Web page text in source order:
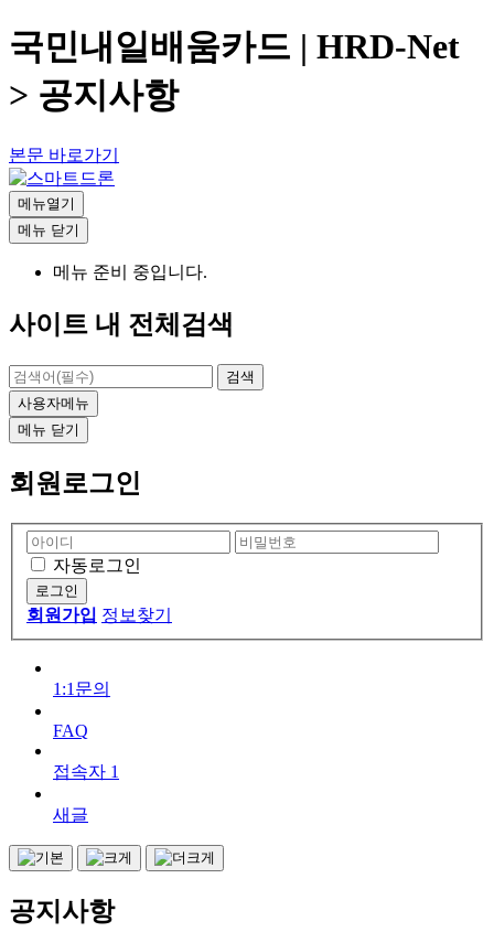
국민내일배움카드 | HRD-Net
> 공지사항
본문 바로가기
메뉴열기
메뉴 닫기
메뉴 준비 중입니다.
사이트 내 전체검색
검색
사용자메뉴
메뉴 닫기
회원로그인
자동로그인
회원가입 정보찾기
1:1문의
FAQ
접속자 1
새글
공지사항